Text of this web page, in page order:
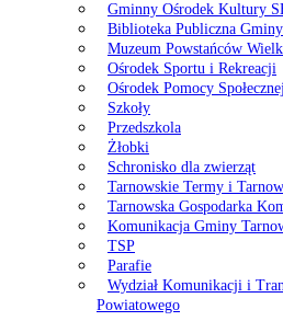
Gminny Ośrodek Kultury
Biblioteka Publiczna
Muzeum Powstańców
Ośrodek Sportu i Rekreacji
Ośrodek Pomocy Społecznej
Szkoły
Przedszkola
Żłobki
Schronisko dla zwierząt
Tarnowskie Termy i
Tarnowska Gospodarka
Komunikacja Gminy
TSP
Parafie
Wydział Komunikacji i
Powiatowego